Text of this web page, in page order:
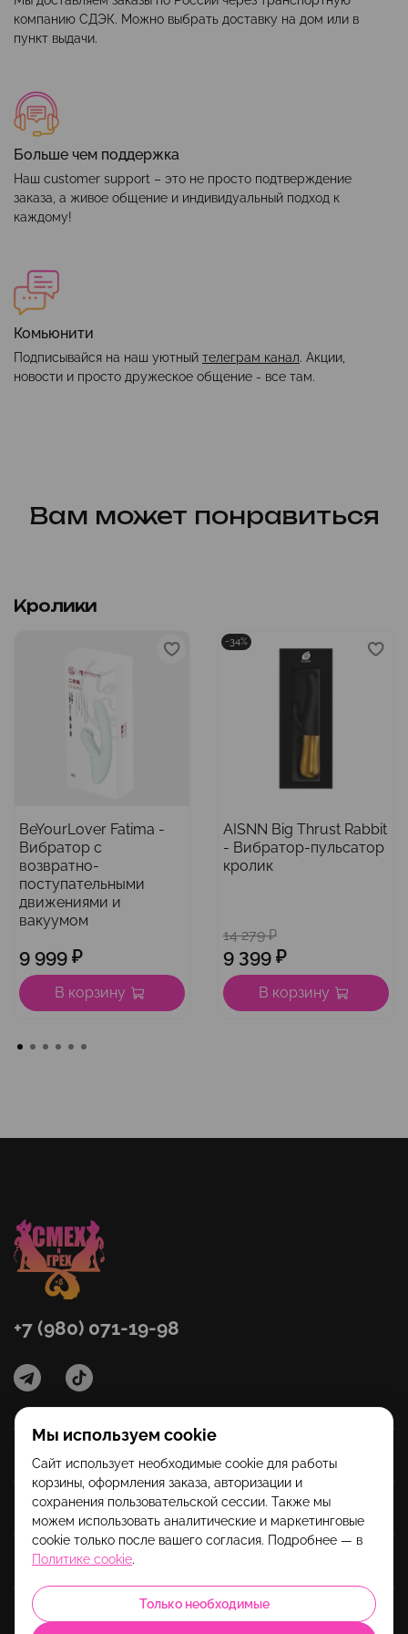
компанию СДЭК. Можно выбрать доставку на дом или в
пункт выдачи.
Больше чем поддержка
Наш customer support – это не просто подтверждение
заказа, а живое общение и индивидуальный подход к
каждому!
Комьюнити
Подписывайся на наш уютный телеграм канал. Акции,
новости и просто дружеское общение - все там.
Вам может понравиться
Кролики
BeYourLover Fatima -
Вибратор с
возвратно-
поступательными
движениями и
вакуумом
9 999 ₽
В корзину
-34%
AISNN Big Thrust Rabbit
- Вибратор-пульсатор
кролик
14 279 ₽
9 399 ₽
В корзину
Категории
Помощь
Информация
+7 (980) 071-19-98
Мы используем cookie
Сайт использует необходимые cookie для работы
корзины, оформления заказа, авторизации и
сохранения пользовательской сессии. Также мы
можем использовать аналитические и маркетинговые
cookie только после вашего согласия. Подробнее — в
Политике cookie.
Только необходимые